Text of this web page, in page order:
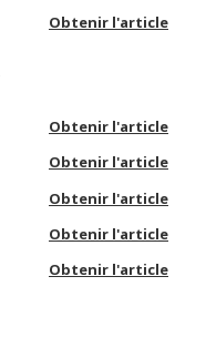
Obtenir l'article
Obtenir l'article
Obtenir l'article
Obtenir l'article
Obtenir l'article
Obtenir l'article